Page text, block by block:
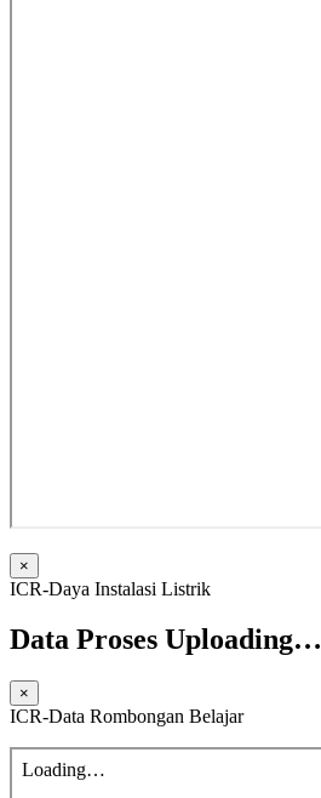
×
ICR-Daya Instalasi Listrik
Data Proses Uploading…
×
ICR-Data Rombongan Belajar